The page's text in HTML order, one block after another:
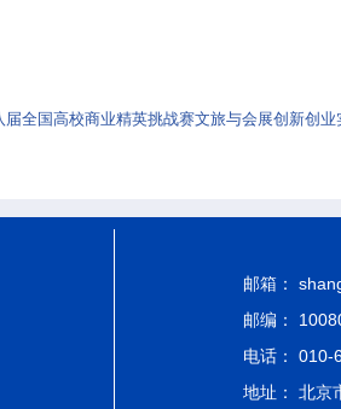
全国高校商业精英挑战赛文旅与会展创新创
邮箱：
邮编：
电话： 010-
地址： 北京